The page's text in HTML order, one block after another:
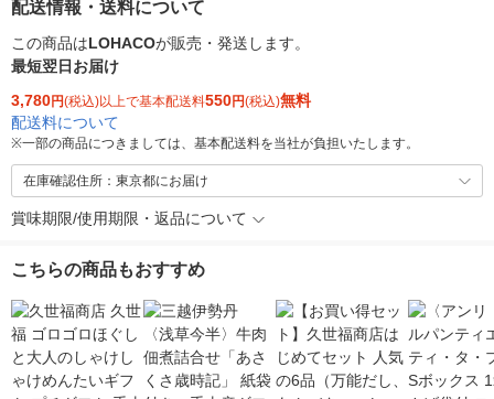
配送情報・送料について
この商品はLOHACOが販売・発送します。
最短翌日お届け
3,780円(税込)以上で基本配送料550円(税込)無料
配送料について
※一部の商品につきましては、基本配送料を当社が負担いたします。
在庫確認住所：東京都にお届け
賞味期限/使用期限・返品について
こちらの商品もおすすめ